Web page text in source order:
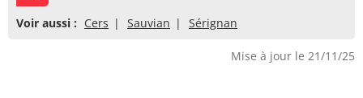
Voir aussi : Cers Sauvian Sérignan
Mise à jour le 21/11/25